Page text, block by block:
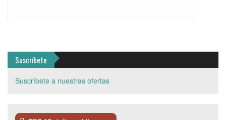
Suscríbete
Suscríbete a nuestras ofertas